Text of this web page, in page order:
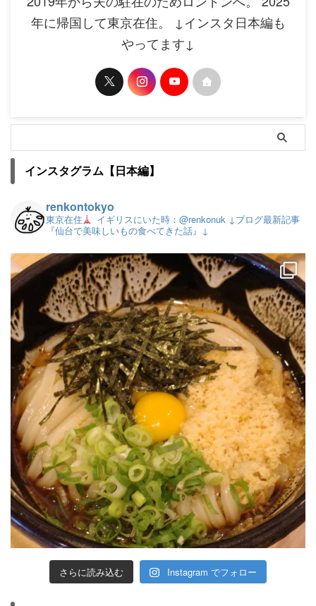
年に帰国して東京在住。 ↓インスタ日本編も
やってます↓
インスタグラム【日本編】
renkontokyo
東京在住 イギリスにいた時：@renkonuk ↓ブログ最新記事
『仙台で美味しいもの食べてきた話』↓
さらに読み込む Instagram でフォロー